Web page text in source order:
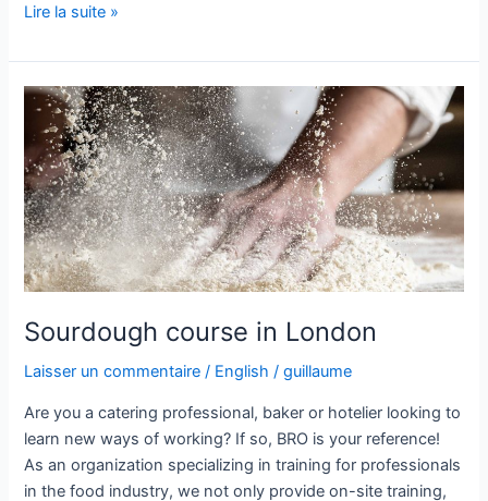
Lire la suite »
Sourdough course in London
Laisser un commentaire / English /guillaume
Are you a catering professional, baker or hotelier looking to
learn new ways of working? If so, BRO is your reference!
As an organization specializing in training for professionals
in the food industry, we not only provide on-site training,
Sourdough
course
in
London